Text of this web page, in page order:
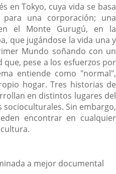
en Tokyo, cuya vida se basa
una corporación; una
el Monte Gurugú, en la
que jugándose la vida una y
Mundo soñando con un
pese a los esfuerzos por
entiende como "normal",
hogar. Tres historias de
en distintos lugares del
Sin embargo,
encontrar en cualquier
a mejor documental